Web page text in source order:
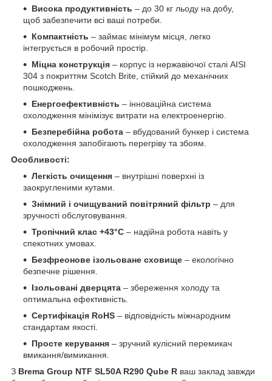
Висока продуктивність – до 30 кг льоду на добу,
щоб забезпечити всі ваші потреби.
Компактність – займає мінімум місця, легко
інтегрується в робочий простір.
Міцна конструкція – корпус із нержавіючої сталі AISI
304 з покриттям Scotch Brite, стійкий до механічних
пошкоджень.
Енергоефективність – інноваційна система
охолодження мінімізує витрати на електроенергію.
Безперебійна робота – вбудований бункер і система
охолодження запобігають перегріву та збоям.
Особливості:
Легкість очищення – внутрішні поверхні із
заокругленими кутами.
Знімний і очищуваний повітряний фільтр – для
зручності обслуговування.
Тропічний клас +43°C – надійна робота навіть у
спекотних умовах.
Безфреонове ізольоване сховище – екологічно
безпечне рішення.
Ізольовані дверцята – збереження холоду та
оптимальна ефективність.
Сертифікація RoHS – відповідність міжнародним
стандартам якості.
Просте керування – зручний кулісний перемикач
вмикання/вимикання.
З Brema Group NTF SL50A R290 Qube R ваш заклад завжди